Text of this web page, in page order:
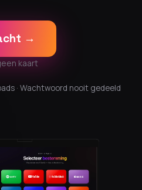
→
kaart
· Wachtwoord nooit gedeeld